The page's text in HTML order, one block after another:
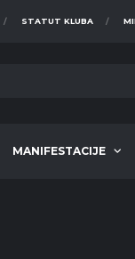
STATUT KLUBA
MANIFESTACIJE